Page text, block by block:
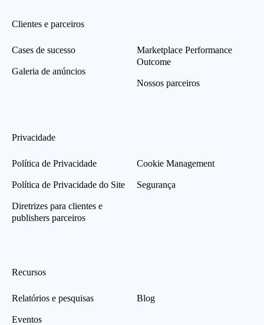
Clientes e parceiros
Cases de sucesso
Galeria de anúncios
Marketplace Performance
Outcome
Nossos parceiros
Privacidade
Política de Privacidade
Política de Privacidade do Site
Diretrizes para clientes e
publishers parceiros
Cookie Management
Segurança
Recursos
Relatórios e pesquisas
Eventos
Blog